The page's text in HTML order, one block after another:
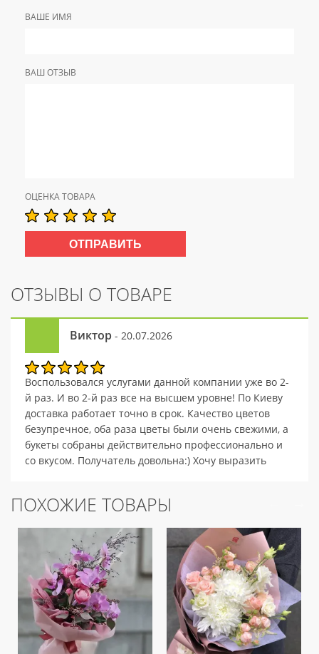
ВАШЕ ИМЯ
ВАШ ОТЗЫВ
ОЦЕНКА ТОВАРА
ОТЗЫВЫ О ТОВАРЕ
Виктор - 20.07.2026
Воспользовался услугами данной компании уже во 2-
й раз. И во 2-й раз все на высшем уровне! По Киеву
доставка работает точно в срок. Качество цветов
безупречное, оба раза цветы были очень свежими, а
букеты собраны действительно профессионально и
со вкусом. Получатель довольна:) Хочу выразить
качестве пожелания, хотел бы отметить интерес к
разделе "Подарки", в частности, возможность
добавления в качестве подарка шампанского и
конфет.
ПОХОЖИЕ ТОВАРЫ